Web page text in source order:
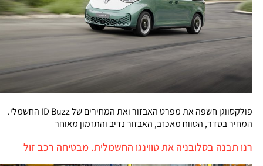
פולקסווגן חשפה את מפרט האבזור ואת המחירים של ID Buzz החשמלי.
המחיר בסדר, הטווח מאכזב, האבזור נדיב והתזמון מאוחר
רנו תבנה בסלובניה את טווינגו החשמלית. מבטיחה רכב זול